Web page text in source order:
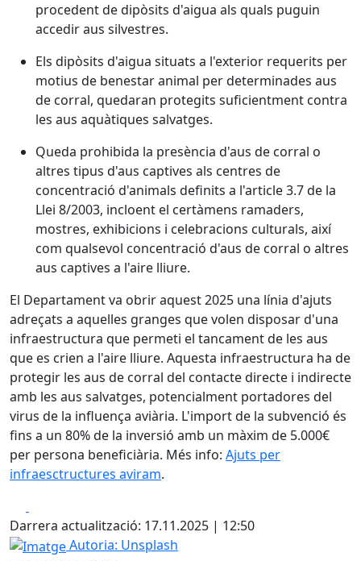
procedent de dipòsits d'aigua als quals puguin
accedir aus silvestres.
Els dipòsits d'aigua situats a l'exterior requerits per
motius de benestar animal per determinades aus
de corral, quedaran protegits suficientment contra
les aus aquàtiques salvatges.
Queda prohibida la presència d'aus de corral o
altres tipus d'aus captives als centres de
concentració d'animals definits a l'article 3.7 de la
Llei 8/2003, incloent el certàmens ramaders,
mostres, exhibicions i celebracions culturals, així
com qualsevol concentració d'aus de corral o altres
aus captives a l'aire lliure.
El Departament va obrir aquest 2025 una línia d'ajuts
adreçats a aquelles granges que volen disposar d'una
infraestructura que permeti el tancament de les aus
que es crien a l'aire lliure. Aquesta infraestructura ha de
protegir les aus de corral del contacte directe i indirecte
amb les aus salvatges, potencialment portadores del
virus de la influença aviària. L'import de la subvenció és
fins a un 80% de la inversió amb un màxim de 5.000€
per persona beneficiària. Més info: Ajuts per
infraesctructures aviram.
Darrera actualització: 17.11.2025 | 12:50
Imatge
Autoria: Unsplash